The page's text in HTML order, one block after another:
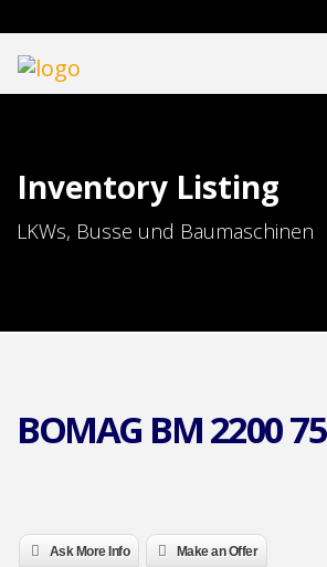
Inventory Listing
LKWs, Busse und Baumaschinen
BOMAG BM 2200 75
Ask More Info Make an Offer